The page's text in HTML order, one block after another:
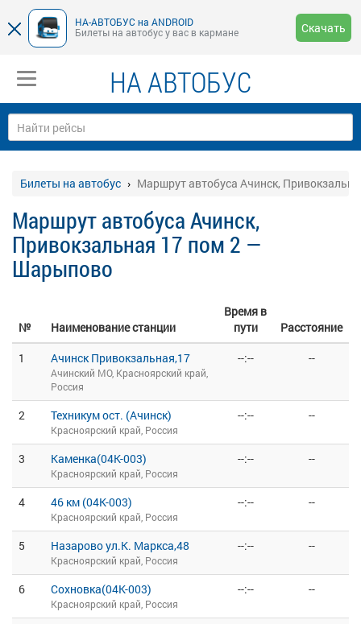
НА-АВТОБУС на ANDROID
Билеты на автобус у вас в кармане
Скачать
НА АВТОБУС
Билеты на автобус Маршрут автобуса Ачинск,
Маршрут автобуса Ачинск,
Привокзальная 17 пом 2 —
Шарыпово
№ Наименование станции
Время в
пути
Расстояние
1
Ачинск Привокзальная,17
Ачинский МО, Красноярский край,
Россия
--:-- --
2 Техникум ост. (Ачинск)
Красноярский край, Россия
--:-- --
3 Каменка(04К-003)
Красноярский край, Россия
--:-- --
4 46 км (04К-003)
Красноярский край, Россия
--:-- --
5 Назарово ул.К. Маркса,48
Красноярский край, Россия
--:-- --
6 Сохновка(04К-003)
Красноярский край, Россия
--:-- --